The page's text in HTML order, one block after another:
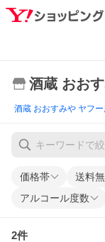
酒蔵 おお
酒蔵 おおすみや ヤフ
価格帯 送料
アルコール度数
2件